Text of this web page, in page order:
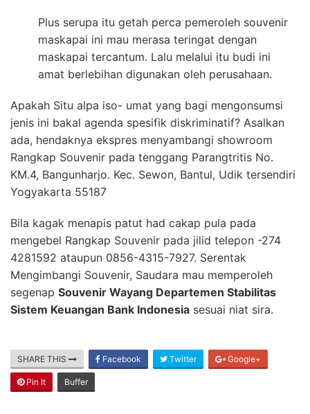
Plus serupa itu getah perca pemeroleh souvenir
maskapai ini mau merasa teringat dengan
maskapai tercantum. Lalu melalui itu budi ini
amat berlebihan digunakan oleh perusahaan.
Apakah Situ alpa iso- umat yang bagi mengonsumsi
jenis ini bakal agenda spesifik diskriminatif? Asalkan
ada, hendaknya ekspres menyambangi showroom
Rangkap Souvenir pada tenggang Parangtritis No.
KM.4, Bangunharjo. Kec. Sewon, Bantul, Udik tersendiri
Yogyakarta 55187
Bila kagak menapis patut had cakap pula pada
mengebel Rangkap Souvenir pada jilid telepon -274
4281592 ataupun 0856-4315-7927. Serentak
Mengimbangi Souvenir, Saudara mau memperoleh
segenap Souvenir Wayang Departemen Stabilitas
Sistem Keuangan Bank Indonesia sesuai niat sira.
SHARE THIS Facebook Twitter Google+
Pin It Buffer